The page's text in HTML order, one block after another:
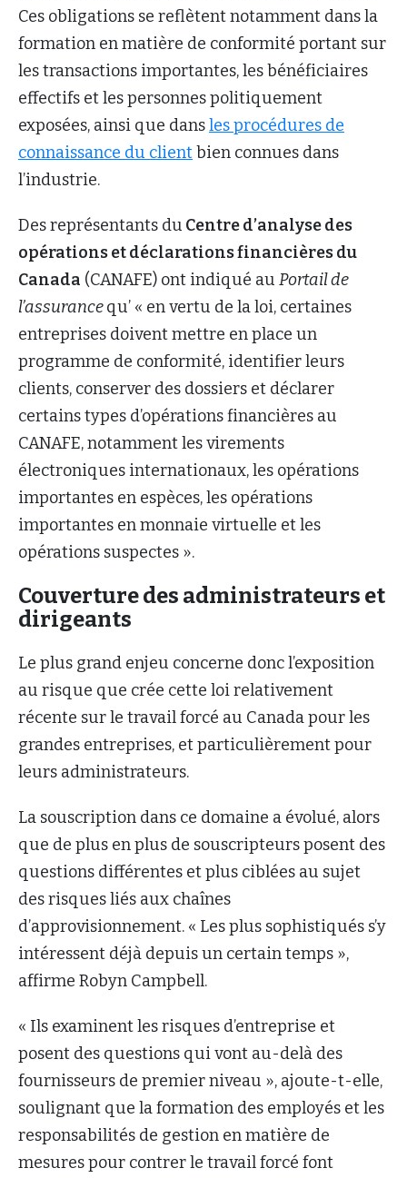
Ces obligations se reflètent notamment dans la
formation en matière de conformité portant sur
les transactions importantes, les bénéficiaires
effectifs et les personnes politiquement
exposées, ainsi que dansles procédures de
connaissance du clientbien connues dans
l’industrie.
Des représentants du Centre d’analyse des
opérations et déclarations financières du
Canada (CANAFE) ont indiqué au Portail de
l’assurancequ’ « en vertu de la loi, certaines
entreprises doivent mettre en place un
programme de conformité, identifier leurs
clients, conserver des dossiers et déclarer
certains types d’opérations financières au
CANAFE, notamment les virements
électroniques internationaux, les opérations
importantes en espèces, les opérations
importantes en monnaie virtuelle et les
opérations suspectes ».
Couverture des administrateurs et
dirigeants
Le plus grand enjeu concerne donc l’exposition
au risque que crée cette loi relativement
récente sur le travail forcé au Canada pour les
grandes entreprises, et particulièrement pour
leurs administrateurs.
La souscription dans ce domaine a évolué, alors
que de plus en plus de souscripteurs posent des
questions différentes et plus ciblées au sujet
des risques liés aux chaînes
d’approvisionnement. « Les plus sophistiqués s’y
intéressent déjà depuis un certain temps »,
affirme Robyn Campbell.
« Ils examinent les risques d’entreprise et
posent des questions qui vont au-delà des
fournisseurs de premier niveau », ajoute-t-elle,
soulignant que la formation des employés et les
responsabilités de gestion en matière de
mesures pour contrer le travail forcé font